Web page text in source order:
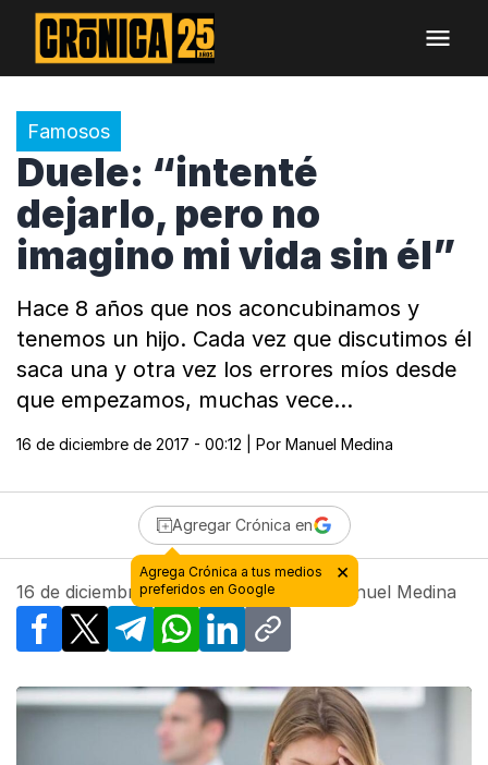
Famosos
Duele: “intenté
dejarlo, pero no
imagino mi vida sin él”
Hace 8 años que nos aconcubinamos y
tenemos un hijo. Cada vez que discutimos él
saca una y otra vez los errores míos desde
que empezamos, muchas vece…
16 de diciembre de 2017 - 00:12 | Por Manuel Medina
Agregar Crónica en
16 de diciembre de 2017 - 00:12 Manuel Medina
Facebook
X TelegramWhatsApp
LinkedInCopy link